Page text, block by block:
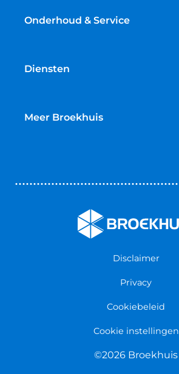
Bedrijfswagens
Onderhoud & Service
APK
Diensten
Schadeherstel
Meer Broekhuis
Nieuws & Blogs
Algemene voorwaarden
Disclaimer
Privacy
Cookiebeleid
Cookie instellingen
©2026 Broekhuis